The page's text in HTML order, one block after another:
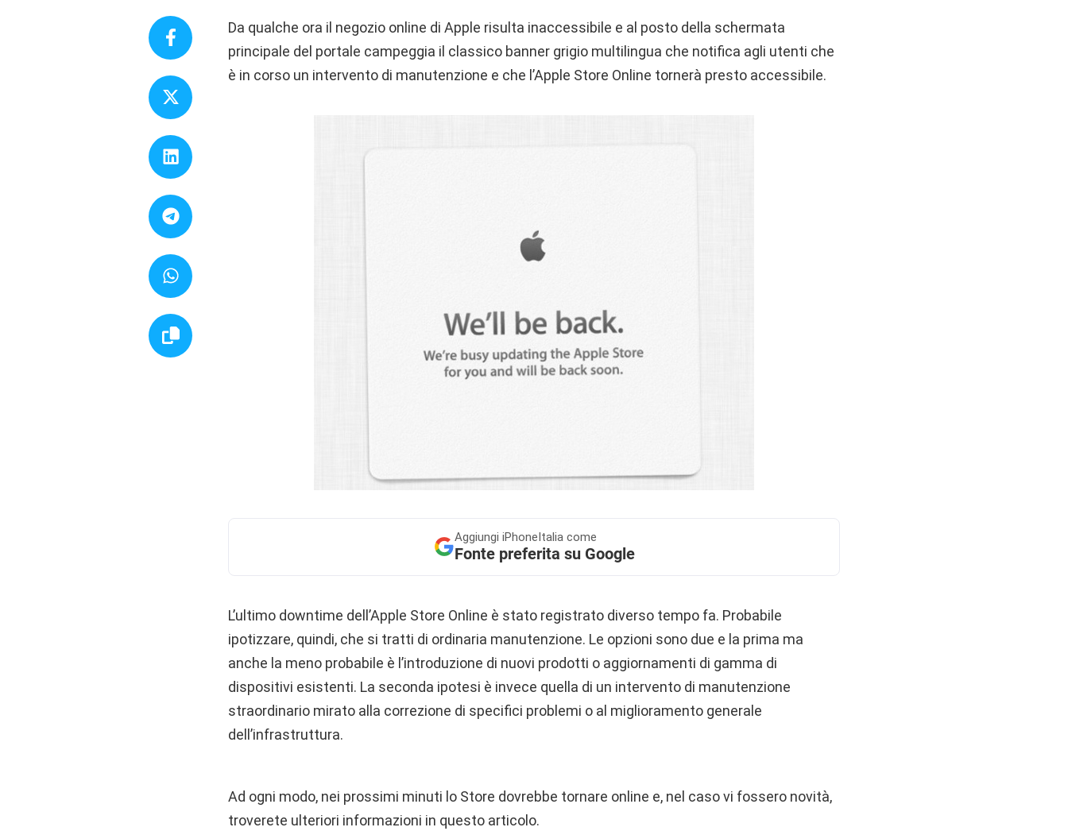
Da qualche ora il negozio online di Apple risulta inaccessibile e al posto della schermata
principale del portale campeggia il classico banner grigio multilingua che notifica agli utenti che
è in corso un intervento di manutenzione e che l’Apple Store Online tornerà presto accessibile.
Aggiungi iPhoneItalia come
Fonte preferita su Google
L’ultimo downtime dell’Apple Store Online è stato registrato diverso tempo fa. Probabile
ipotizzare, quindi, che si tratti di ordinaria manutenzione. Le opzioni sono due e la prima ma
anche la meno probabile è l’introduzione di nuovi prodotti o aggiornamenti di gamma di
dispositivi esistenti. La seconda ipotesi è invece quella di un intervento di manutenzione
straordinario mirato alla correzione di specifici problemi o al miglioramento generale
dell’infrastruttura.
Ad ogni modo, nei prossimi minuti lo Store dovrebbe tornare online e, nel caso vi fossero novità,
troverete ulteriori informazioni in questo articolo.